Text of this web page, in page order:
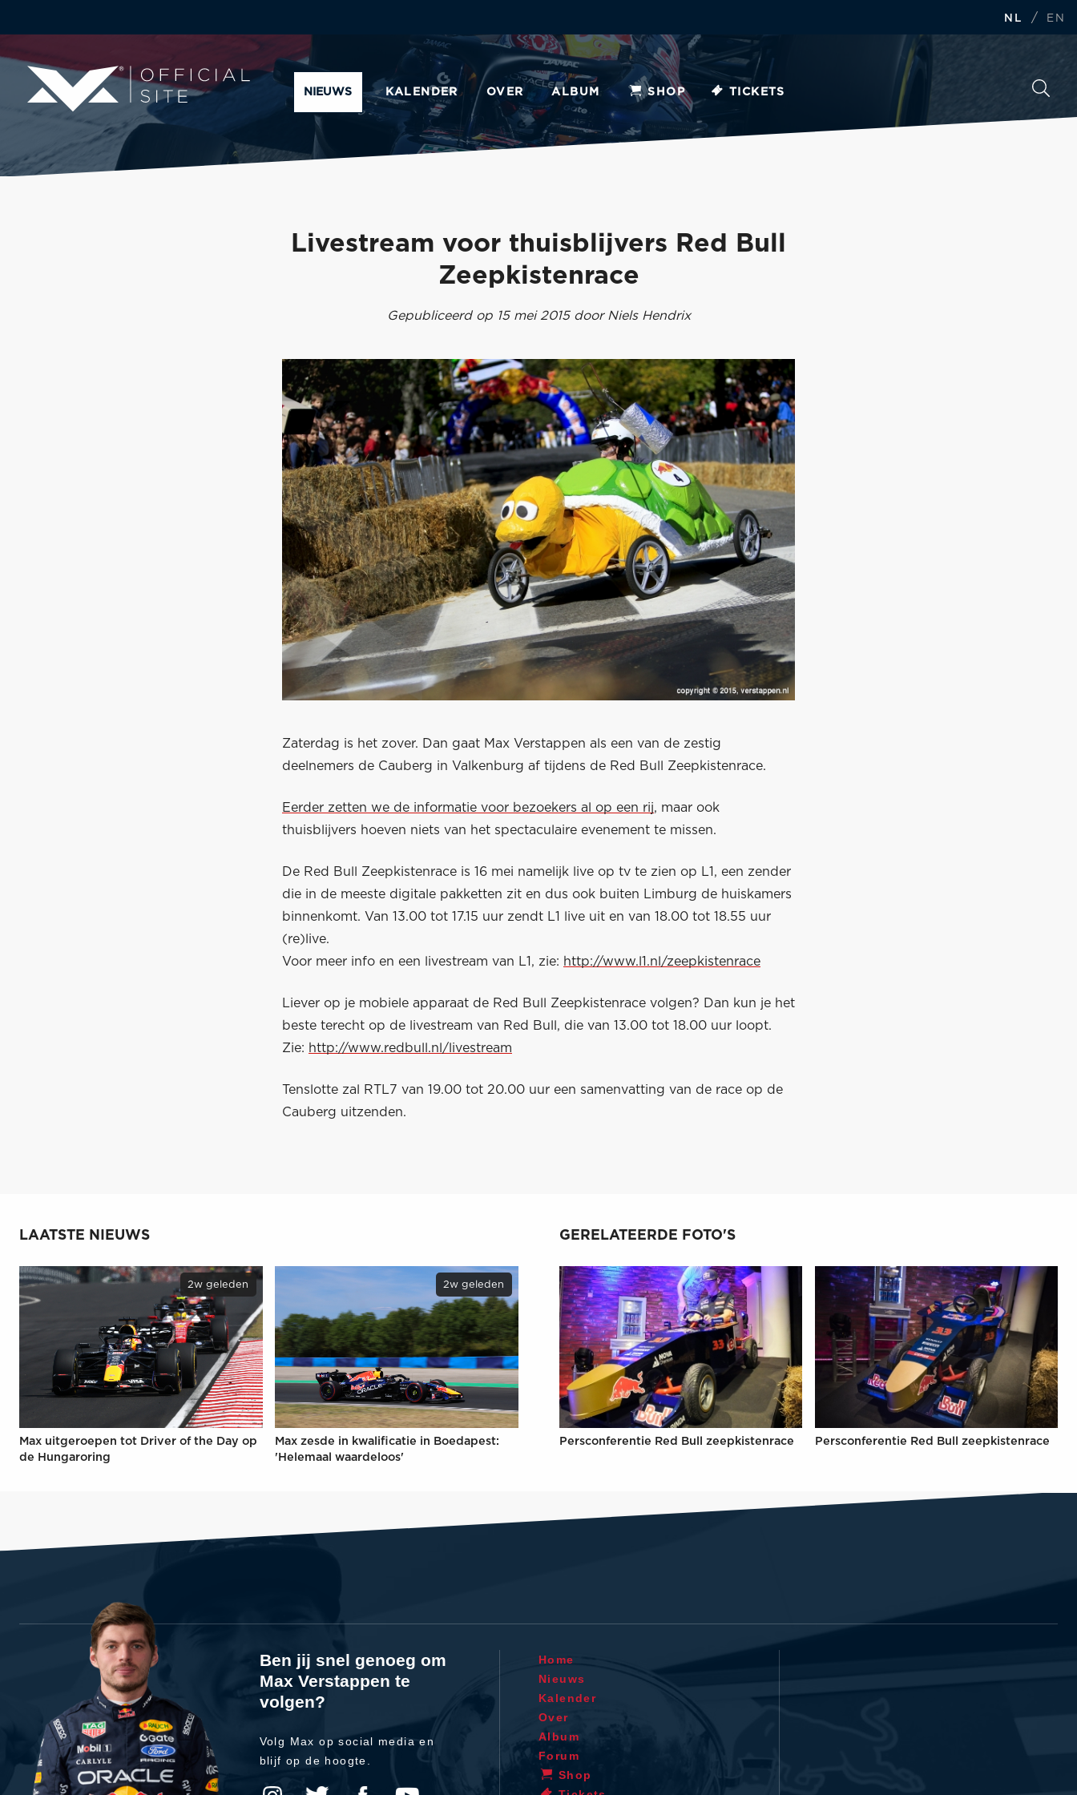
NL / EN
NIEUWS KALENDER OVER ALBUM SHOP TICKETS
Livestream voor thuisblijvers Red Bull
Zeepkistenrace
Gepubliceerd op 15 mei 2015 door Niels Hendrix
Zaterdag is het zover. Dan gaat Max Verstappen als een van de zestig
deelnemers de Cauberg in Valkenburg af tijdens de Red Bull Zeepkistenrace.
Eerder zetten we de informatie voor bezoekers al op een rij, maar ook
thuisblijvers hoeven niets van het spectaculaire evenement te missen.
De Red Bull Zeepkistenrace is 16 mei namelijk live op tv te zien op L1, een zender
die in de meeste digitale pakketten zit en dus ook buiten Limburg de huiskamers
binnenkomt. Van 13.00 tot 17.15 uur zendt L1 live uit en van 18.00 tot 18.55 uur
(re)live.
Voor meer info en een livestream van L1, zie: http://www.l1.nl/zeepkistenrace
Liever op je mobiele apparaat de Red Bull Zeepkistenrace volgen? Dan kun je het
beste terecht op de livestream van Red Bull, die van 13.00 tot 18.00 uur loopt.
Zie: http://www.redbull.nl/livestream
Tenslotte zal RTL7 van 19.00 tot 20.00 uur een samenvatting van de race op de
Cauberg uitzenden.
LAATSTE NIEUWS
2w geleden
Max uitgeroepen tot Driver of the Day op
de Hungaroring
2w geleden
Max zesde in kwalificatie in Boedapest:
'Helemaal waardeloos'
GERELATEERDE FOTO'S
Persconferentie Red Bull zeepkistenrace Persconferentie Red Bull zeepkistenrace
Ben jij snel genoeg om
Max Verstappen te
volgen?
Volg Max op social media en
blijf op de hoogte.
Home
Nieuws
Kalender
Over
Album
Forum
Shop